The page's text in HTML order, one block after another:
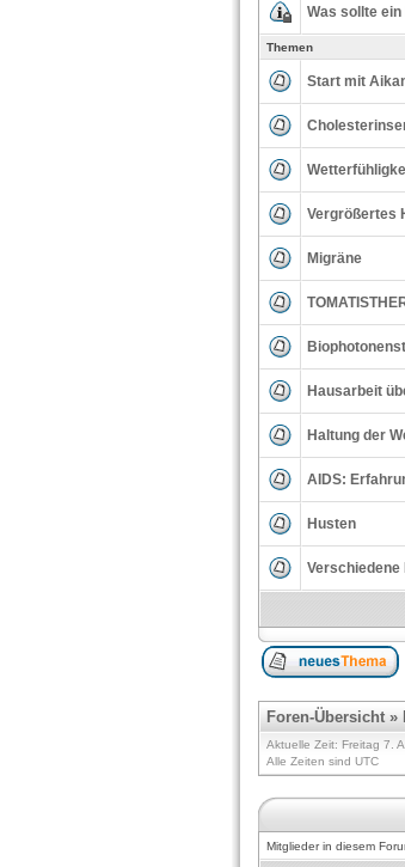
Was sollte
Themen
Start mit
Vergrößertes
Migräne
Hausarbeit
Haltung der
AIDS:
Husten
Verschiedene
Foren-Übersicht»
Aktuelle Zeit: Freitag 7.
Alle Zeiten sind UTC
Mitglieder in diesem